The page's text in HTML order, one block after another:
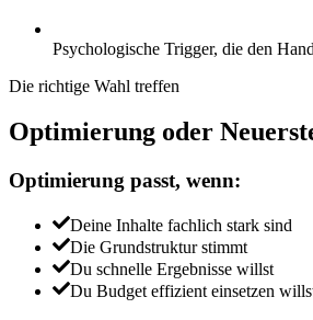
Psychologische Trigger, die den
Die richtige Wahl treffen
Optimierung oder
Optimierung passt, wenn:
Deine Inhalte fachlich stark sind
Die Grundstruktur stimmt
Du schnelle Ergebnisse willst
Du Budget effizient einsetzen